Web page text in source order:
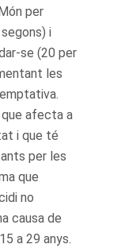
per
i
se (20 per
les
que afecta a
i que té
per les
que
no
causa de
a 29 anys.